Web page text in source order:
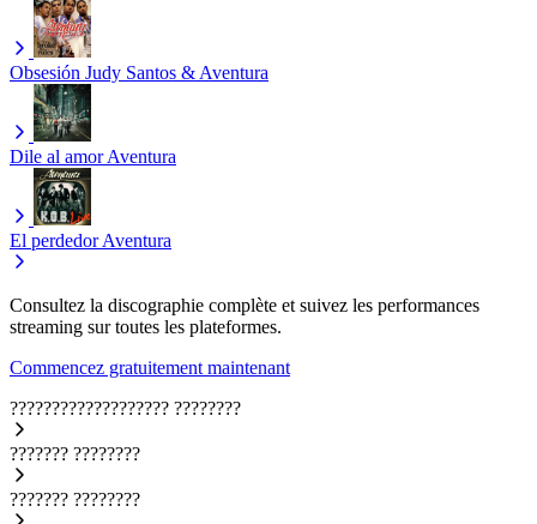
Obsesión Judy Santos & Aventura
Dile al amor Aventura
El perdedor Aventura
Consultez la discographie complète et suivez les performances
streaming sur toutes les plateformes.
Commencez gratuitement maintenant
??????????????????? ????????
??????? ????????
??????? ????????